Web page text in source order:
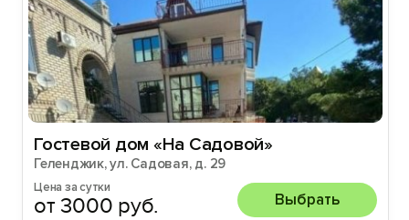
Гостевой дом «На Садовой»
Геленджик, ул. Садовая, д. 29
Цена за сутки
от 3000 руб. Выбрать